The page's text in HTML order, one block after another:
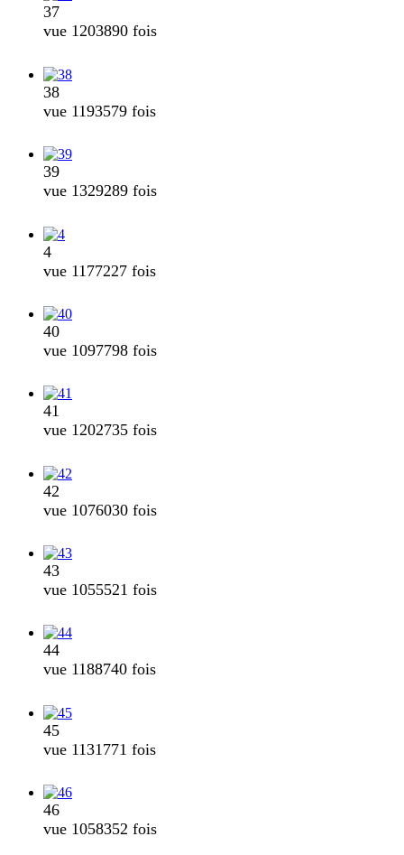
37
vue 1203890 fois
38
vue 1193579 fois
39
vue 1329289 fois
4
vue 1177227 fois
40
vue 1097798 fois
41
vue 1202735 fois
42
vue 1076030 fois
43
vue 1055521 fois
44
vue 1188740 fois
45
vue 1131771 fois
46
vue 1058352 fois